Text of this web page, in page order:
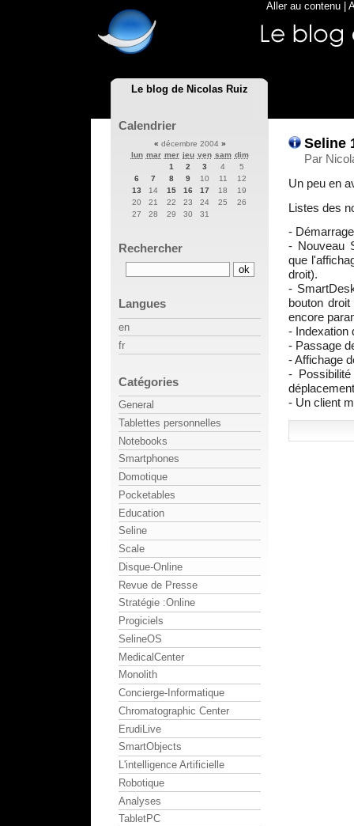
Le blog de Nicolas Ruiz
Aller au contenu
Seline
Par
Un peu en
Listes des
-
- Nouveau
que
droit).
-
bouton
encore
- Indexation
- Passage
- Affichage
-
- Un client
Calendrier
« décembre 2004 »
lun mar mer jeu ven sam dim
1
2 3 4
5
6
7 8 9 10 11
12
13
14 15 16 17 18
19
20
21 22 23 24 25
26
27
28 29 30 31
Rechercher
Langues
en
fr
Catégories
General
Tablettes personnelles
Notebooks
Smartphones
Domotique
Pocketables
Education
Seline
Scale
Disque-Online
Revue de Presse
Stratégie :Online
Progiciels
SelineOS
MedicalCenter
Monolith
Concierge-Informatique
Chromatographic Center
ErudiLive
SmartObjects
L'intelligence Artificielle
Robotique
Analyses
TabletPC